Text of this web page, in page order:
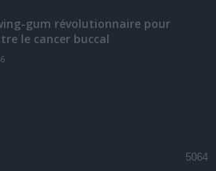
gum révolutionnaire pour
le cancer buccal
5064